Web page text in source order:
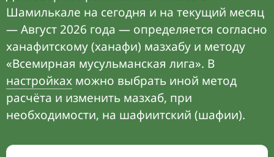
Шамилькале на сегодня и на текущий месяц
— Август 2026 года — определяется согласно
ханафитскому (ханафи) мазхабу и методу
«Всемирная мусульманская лига». В
настройках можно выбрать иной метод
расчёта и изменить мазхаб, при
необходимости, на шафиитский (шафии).